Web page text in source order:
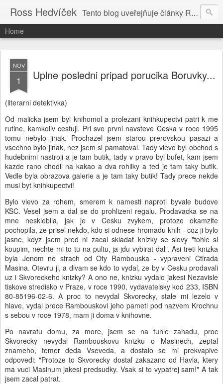
Ross Hedvíček Tento blog uveřejňuje články Ross Hedvíčka v češtině (pokud budu mit naladu) - s editacni pomoci Ludvika Dedika.
Home
NOV
1 Uplne posledni pripad porucika Boruvky...
(literarni detektivka)
Od malicka jsem byl knihomol a prolezani knihkupectvi patri k me
rutine, kamkoliv cestuji. Pri sve prvni navsteve Ceska v roce 1995
tomu nebylo jinak. Prochazel jsem starou prerovskou pasazi a
vsechno bylo jinak, nez jsem si pamatoval. Tady vlevo byl obchod s
hudebnimi nastroji a je tam butik, tady v pravo byl bufet, kam jsem
kazde rano chodil na kakao a dva rohliky a ted je tam taky butik.
Vedle byla obrazova galerie a je tam taky butik! Tady prece nekde
musi byt knihkupectvi!
Bylo vlevo za rohem, smerem k namesti naproti byvale budove
KSC. Vesel jsem a dal se do prohlizeni regalu. Prodavacka se na
mne nesklebila, jak je v Cesku zvykem, protoze okamzite
pochopila, ze prisel nekdo, kdo si odnese hromadu knih - coz ji bylo
jasne, kdyz jsem pred ni zacal skladat knizky se slovy "tohle si
koupim, nechte mi to tu na pultu, ja jdu vybirat dal". Asi treti knizka
byla Jenom ne strach od Oty Rambouska - vypraveni Ctirada
Masina. Otevru ji, a divam se kdo to vydal, ze by v Cesku prodavali
uz i Skvoreckeho knizky? A ono ne, knizku vydalo jakesi Nezavisle
tiskove stredisko v Praze, v roce 1990, vydavatelsky kod 233, ISBN
80-85196-02-6. A proc to nevydal Skvorecky, stale mi lezelo v
hlave, vydal prece Rambouskovi jeho pameti pod nazvem Krochnu
s sebou v roce 1978, mam ji doma v knihovne.
Po navratu domu, za more, jsem se na tuhle zahadu, proc
Skvorecky nevydal Rambouskovu knizku o Masinech, zeptal
znameho, temer deda Vseveda, a dostalo se mi prekvapive
odpovedi: "Protoze to Skvorecky dostal zakazano od Havla, ktery
ma vuci Masinum jakesi predsudky. Vsak si to vypatrej sam!" A tak
jsem zacal patrat.